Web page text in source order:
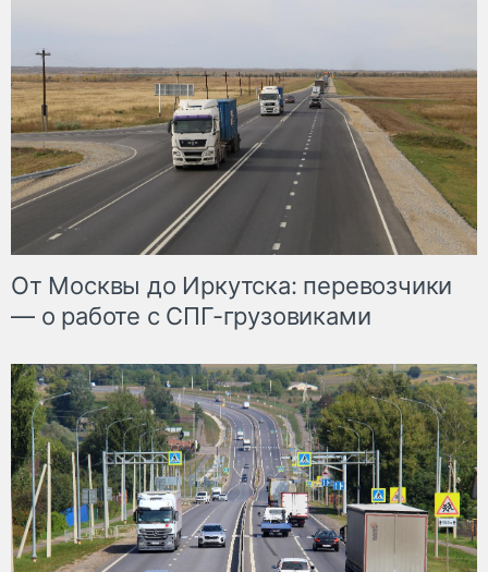
От Москвы до Иркутска: перевозчики
— о работе с СПГ-грузовиками